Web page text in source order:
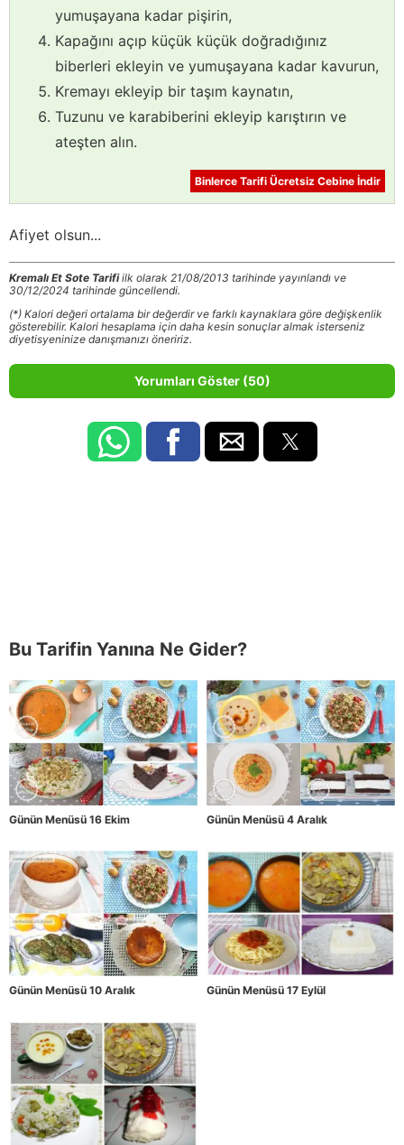
yumuşayana kadar pişirin,
Kapağını açıp küçük küçük doğradığınız
biberleri ekleyin ve yumuşayana kadar kavurun,
Kremayı ekleyip bir taşım kaynatın,
Tuzunu ve karabiberini ekleyip karıştırın ve
ateşten alın.
Binlerce Tarifi Ücretsiz Cebine İndir
Afiyet olsun...
Kremalı Et Sote Tarifiilk olarak 21/08/2013 tarihinde yayınlandı ve
30/12/2024 tarihinde güncellendi.
(*) Kalori değeri ortalama bir değerdir ve farklı kaynaklara göre değişkenlik
gösterebilir. Kalori hesaplama için daha kesin sonuçlar almak isterseniz
diyetisyeninize danışmanızı öneririz.
Yorumları Göster (50)
Bu Tarifin Yanına Ne Gider?
Günün Menüsü 16 Ekim Günün Menüsü 4 Aralık
Günün Menüsü 10 Aralık Günün Menüsü 17 Eylül